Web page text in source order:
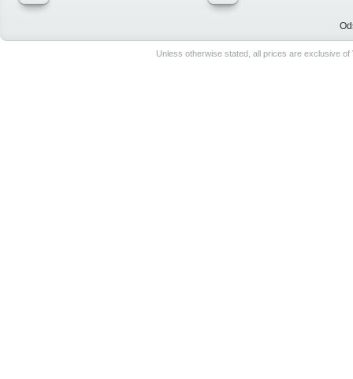
Unless otherwise stated, all prices are exclusive